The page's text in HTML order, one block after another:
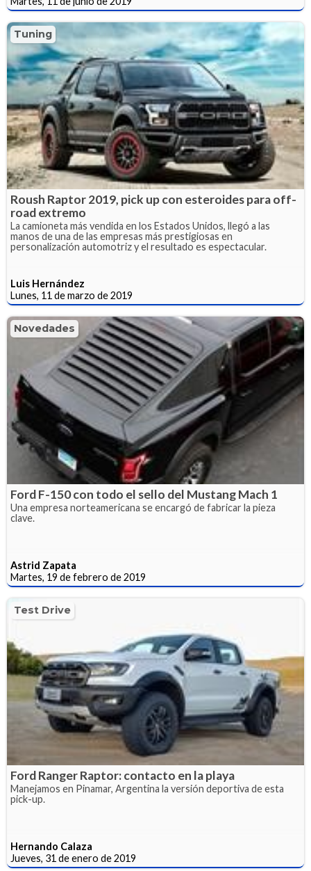
Tuning
Roush Raptor 2019, pick up con esteroides para off-
road extremo
La camioneta más vendida en los Estados Unidos, llegó a las
manos de una de las empresas más prestigiosas en
personalización automotriz y el resultado es espectacular.
Luis Hernández
Lunes, 11 de marzo de 2019
Novedades
Ford F-150 con todo el sello del Mustang Mach 1
Una empresa norteamericana se encargó de fabricar la pieza
clave.
Astrid Zapata
Martes, 19 de febrero de 2019
Test Drive
Ford Ranger Raptor: contacto en la playa
Manejamos en Pinamar, Argentina la versión deportiva de esta
pick-up.
Hernando Calaza
Jueves, 31 de enero de 2019